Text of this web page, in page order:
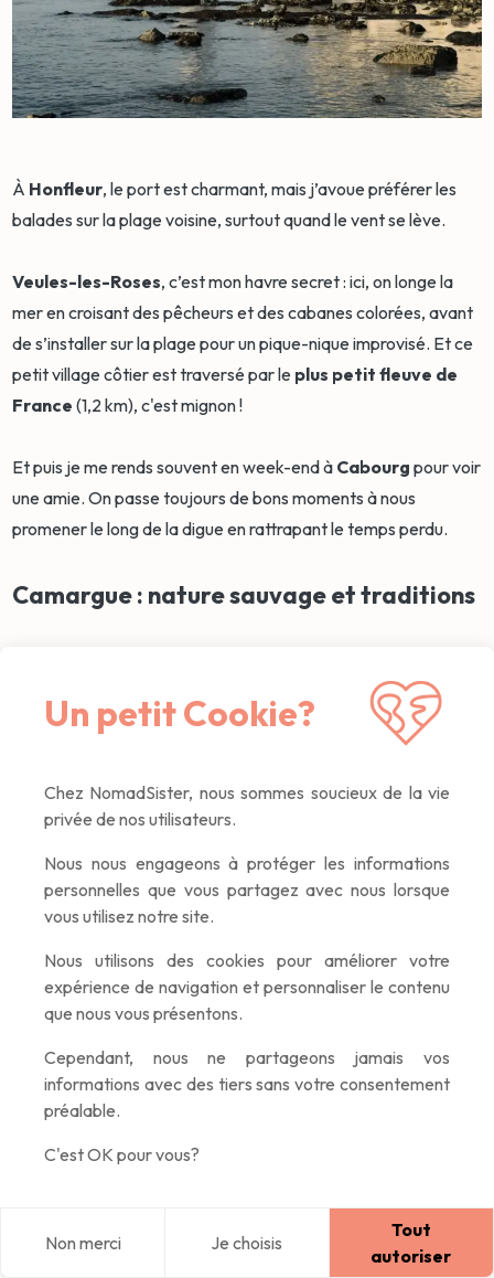
Un petit Cookie?
Chez NomadSister, nous sommes soucieux de la vie
privée de nos utilisateurs.
Nous nous engageons à protéger les informations
personnelles que vous partagez avec nous lorsque
vous utilisez notre site.
Nous utilisons des cookies pour améliorer votre
expérience de navigation et personnaliser le contenu
que nous vous présentons.
Cependant, nous ne partageons jamais vos
informations avec des tiers sans votre consentement
préalable.
C'est OK pour vous?
Non merci Je choisis
Tout
autoriser
Explorer Blog Connexion
À Honfleur, le port est charmant, mais j’avoue préférer les
balades sur la plage voisine, surtout quand le vent se lève.
Veules-les-Roses, c’est mon havre secret : ici, on longe la
mer en croisant des pêcheurs et des cabanes colorées, avant
de s’installer sur la plage pour un pique-nique improvisé. Et ce
petit village côtier est traversé par le plus petit fleuve de
France (1,2 km), c'est mignon !
Et puis je me rends souvent en week-end à Cabourg pour voir
une amie. On passe toujours de bons moments à nous
promener le long de la digue en rattrapant le temps perdu.
Camargue : nature sauvage et traditions
J'ai testé unebalade à cheval au coucher du soleil près des
Saintes-Maries-de-la-Mer. Alors, moi et les chevaux… disons
des sabots sur le sable humide, l'odeur de sel et d'herbes
Saintes-Maries-de-la-Mer, c'est devenu mon petit
on croise surtout des pêcheurs et quelques oiseaux curieux.
Enfin, sauf en plein été où là, faut avouer que c'est un peu la
cohue.
J'ai aussi filé auParc Ornithologiquede Pont de Gau pour
voir les flamants de plus près. Franchement, ces
soudainesau-dessus des marais, c'est un spectacle qui ne